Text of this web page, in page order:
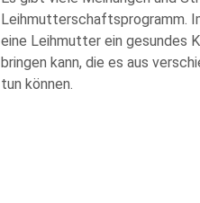
Leihmutterschaftsprogramm.
eine Leihmutter ein gesundes
bringen kann, die es aus
tun können.